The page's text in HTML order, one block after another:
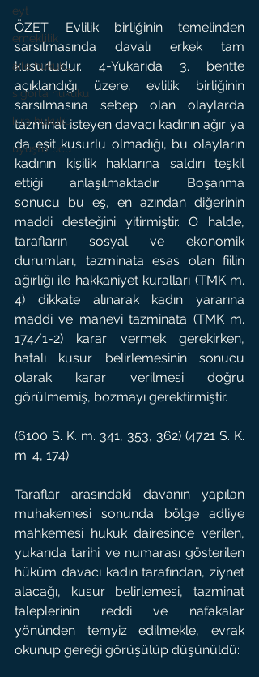
eyt
emeklilik
aile hukuku
sigorta hukuku
kira hukuku
uyuşturucu
ÖZET: Evlilik birliğinin temelinden
sarsılmasında davalı erkek tam
kusurludur. 4-Yukarıda 3. bentte
açıklandığı üzere; evlilik birliğinin
sarsılmasına sebep olan olaylarda
tazminat isteyen davacı kadının ağır ya
da eşit kusurlu olmadığı, bu olayların
kadının kişilik haklarına saldırı teşkil
ettiği anlaşılmaktadır. Boşanma
sonucu bu eş, en azından diğerinin
maddi desteğini yitirmiştir. O halde,
tarafların sosyal ve ekonomik
durumları, tazminata esas olan fiilin
ağırlığı ile hakkaniyet kuralları (TMK m.
4) dikkate alınarak kadın yararına
maddi ve manevi tazminata (TMK m.
174/1-2) karar vermek gerekirken,
hatalı kusur belirlemesinin sonucu
olarak karar verilmesi doğru
görülmemiş, bozmayı gerektirmiştir.
(6100 S. K. m. 341, 353, 362) (4721 S. K.
m. 4, 174)
Taraflar arasındaki davanın yapılan
muhakemesi sonunda bölge adliye
mahkemesi hukuk dairesince verilen,
yukarıda tarihi ve numarası gösterilen
hüküm davacı kadın tarafından, ziynet
alacağı, kusur belirlemesi, tazminat
taleplerinin reddi ve nafakalar
yönünden temyiz edilmekle, evrak
okunup gereği görüşülüp düşünüldü: